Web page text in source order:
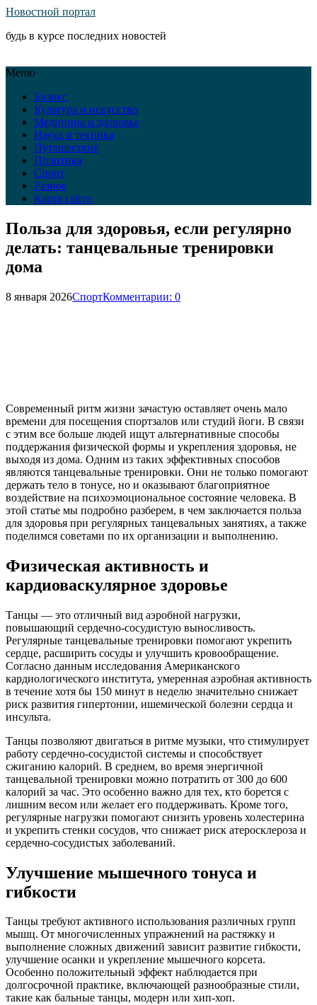
Новостной портал
будь в курсе последних новостей
Меню
Бизнес
Культура и искусство
Медицина и здоровье
Наука и техника
Путешествия
Политика
Спорт
Разное
Карта сайта
Польза для здоровья, если регулярно
делать: танцевальные тренировки
дома
8 января 2026СпортКомментарии: 0
Современный ритм жизни зачастую оставляет очень мало
времени для посещения спортзалов или студий йоги. В связи
с этим все больше людей ищут альтернативные способы
поддержания физической формы и укрепления здоровья, не
выходя из дома. Одним из таких эффективных способов
являются танцевальные тренировки. Они не только помогают
держать тело в тонусе, но и оказывают благоприятное
воздействие на психоэмоциональное состояние человека. В
этой статье мы подробно разберем, в чем заключается польза
для здоровья при регулярных танцевальных занятиях, а также
поделимся советами по их организации и выполнению.
Физическая активность и
кардиоваскулярное здоровье
Танцы — это отличный вид аэробной нагрузки,
повышающий сердечно-сосудистую выносливость.
Регулярные танцевальные тренировки помогают укрепить
сердце, расширить сосуды и улучшить кровообращение.
Согласно данным исследования Американского
кардиологического института, умеренная аэробная активность
в течение хотя бы 150 минут в неделю значительно снижает
риск развития гипертонии, ишемической болезни сердца и
инсульта.
Танцы позволяют двигаться в ритме музыки, что стимулирует
работу сердечно-сосудистой системы и способствует
сжиганию калорий. В среднем, во время энергичной
танцевальной тренировки можно потратить от 300 до 600
калорий за час. Это особенно важно для тех, кто борется с
лишним весом или желает его поддерживать. Кроме того,
регулярные нагрузки помогают снизить уровень холестерина
и укрепить стенки сосудов, что снижает риск атеросклероза и
сердечно-сосудистых заболеваний.
Улучшение мышечного тонуса и
гибкости
Танцы требуют активного использования различных групп
мышц. От многочисленных упражнений на растяжку и
выполнение сложных движений зависит развитие гибкости,
улучшение осанки и укрепление мышечного корсета.
Особенно положительный эффект наблюдается при
долгосрочной практике, включающей разнообразные стили,
такие как бальные танцы, модерн или хип-хоп.